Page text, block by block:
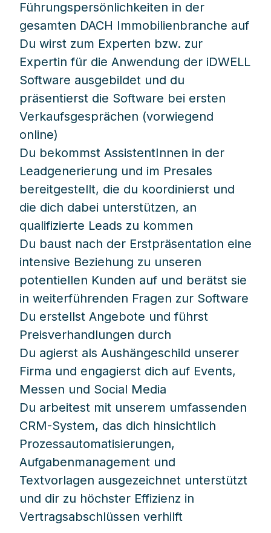
Führungspersönlichkeiten in der
gesamten DACH Immobilienbranche auf
Du wirst zum Experten bzw. zur
Expertin für die Anwendung der iDWELL
Software ausgebildet und du
präsentierst die Software bei ersten
Verkaufsgesprächen (vorwiegend
online)
Du bekommst AssistentInnen in der
Leadgenerierung und im Presales
bereitgestellt, die du koordinierst und
die dich dabei unterstützen, an
qualifizierte Leads zu kommen
Du baust nach der Erstpräsentation eine
intensive Beziehung zu unseren
potentiellen Kunden auf und berätst sie
in weiterführenden Fragen zur Software
Du erstellst Angebote und führst
Preisverhandlungen durch
Du agierst als Aushängeschild unserer
Firma und engagierst dich auf Events,
Messen und Social Media
Du arbeitest mit unserem umfassenden
CRM-System, das dich hinsichtlich
Prozessautomatisierungen,
Aufgabenmanagement und
Textvorlagen ausgezeichnet unterstützt
und dir zu höchster Effizienz in
Vertragsabschlüssen verhilft